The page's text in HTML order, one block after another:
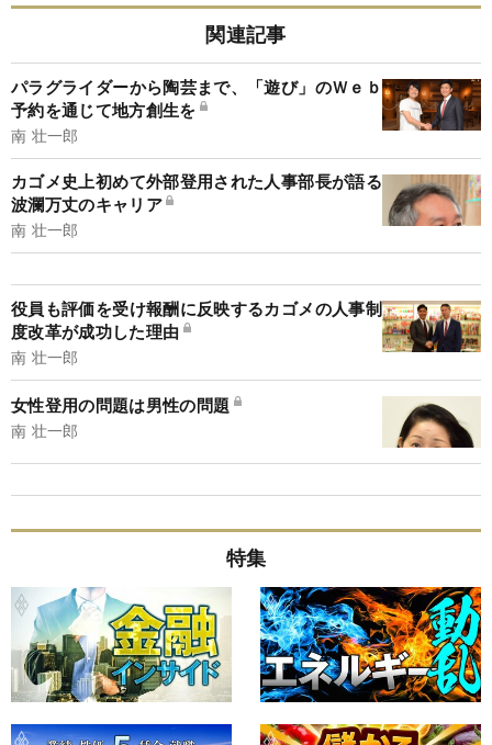
関連記事
パラグライダーから陶芸まで、「遊び」のＷｅｂ
予約を通じて地方創生を
南 壮一郎
カゴメ史上初めて外部登用された人事部長が語る
波瀾万丈のキャリア
南 壮一郎
役員も評価を受け報酬に反映するカゴメの人事制
度改革が成功した理由
南 壮一郎
女性登用の問題は男性の問題
南 壮一郎
特集